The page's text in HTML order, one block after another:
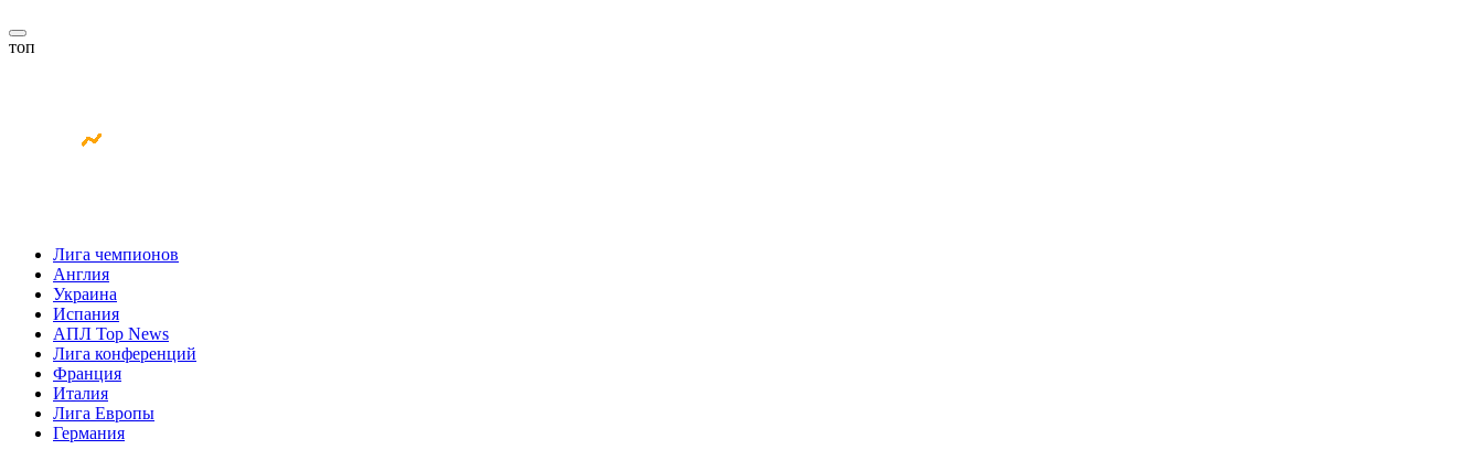
топ
Лига чемпионов
Англия
Украина
Испания
АПЛ Top News
Лига конференций
Франция
Италия
Лига Европы
Германия